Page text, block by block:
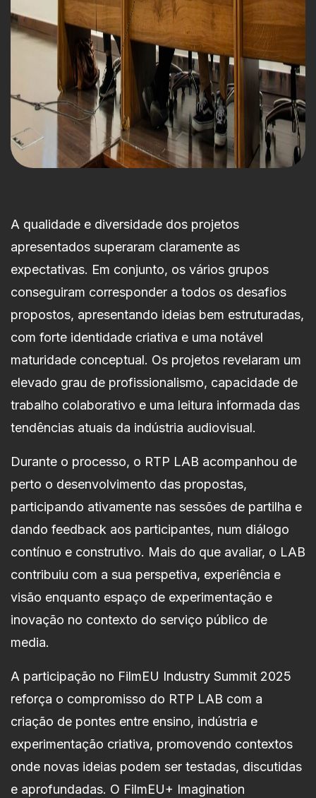
A qualidade e diversidade dos projetos
apresentados superaram claramente as
expectativas. Em conjunto, os vários grupos
conseguiram corresponder a todos os desafios
propostos, apresentando ideias bem estruturadas,
com forte identidade criativa e uma notável
maturidade conceptual. Os projetos revelaram um
elevado grau de profissionalismo, capacidade de
trabalho colaborativo e uma leitura informada das
tendências atuais da indústria audiovisual.
Durante o processo, o RTP LAB acompanhou de
perto o desenvolvimento das propostas,
participando ativamente nas sessões de partilha e
dando feedback aos participantes, num diálogo
contínuo e construtivo. Mais do que avaliar, o LAB
contribuiu com a sua perspetiva, experiência e
visão enquanto espaço de experimentação e
inovação no contexto do serviço público de
media.
A participação no FilmEU Industry Summit 2025
reforça o compromisso do RTP LAB com a
criação de pontes entre ensino, indústria e
experimentação criativa, promovendo contextos
onde novas ideias podem ser testadas, discutidas
e aprofundadas. O FilmEU+ Imagination